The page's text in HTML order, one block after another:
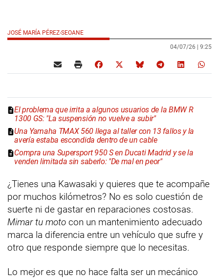
JOSÉ MARÍA PÉREZ-SEOANE
04/07/26 | 9:25
El problema que irrita a algunos usuarios de la BMW R
1300 GS: "La suspensión no vuelve a subir"
Una Yamaha TMAX 560 llega al taller con 13 fallos y la
avería estaba escondida dentro de un cable
Compra una Supersport 950 S en Ducati Madrid y se la
venden limitada sin saberlo: "De mal en peor"
¿Tienes una Kawasaki y quieres que te acompañe
por muchos kilómetros? No es solo cuestión de
suerte ni de gastar en reparaciones costosas.
Mimar tu moto con un mantenimiento adecuado
marca la diferencia entre un vehículo que sufre y
otro que responde siempre que lo necesitas.
Lo mejor es que no hace falta ser un mecánico